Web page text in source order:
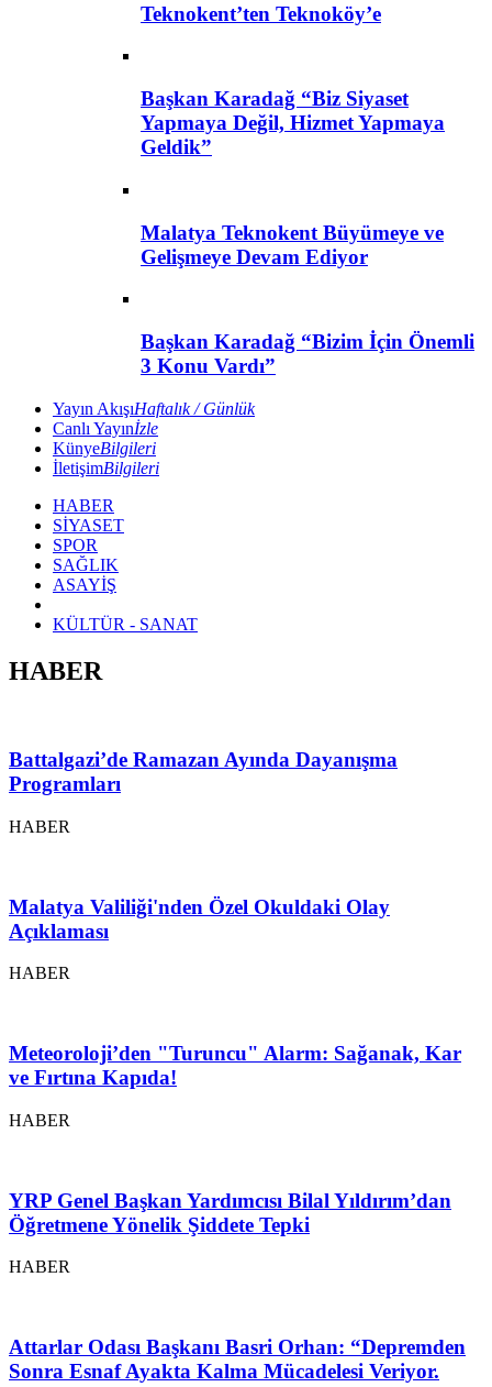
Teknokent’ten Teknoköy’e
Başkan Karadağ “Biz Siyaset
Yapmaya Değil, Hizmet Yapmaya
Geldik”
Malatya Teknokent Büyümeye ve
Gelişmeye Devam Ediyor
Başkan Karadağ “Bizim İçin Önemli
3 Konu Vardı”
Yayın AkışıHaftalık / Günlük
Canlı Yayınİzle
KünyeBilgileri
İletişimBilgileri
HABER
SİYASET
SPOR
SAĞLIK
ASAYİŞ
KÜLTÜR - SANAT
HABER
Battalgazi’de Ramazan Ayında Dayanışma
Programları
HABER
Malatya Valiliği'nden Özel Okuldaki Olay
Açıklaması
HABER
Meteoroloji’den "Turuncu" Alarm: Sağanak, Kar
ve Fırtına Kapıda!
HABER
YRP Genel Başkan Yardımcısı Bilal Yıldırım’dan
Öğretmene Yönelik Şiddete Tepki
HABER
Attarlar Odası Başkanı Basri Orhan: “Depremden
Sonra Esnaf Ayakta Kalma Mücadelesi Veriyor.